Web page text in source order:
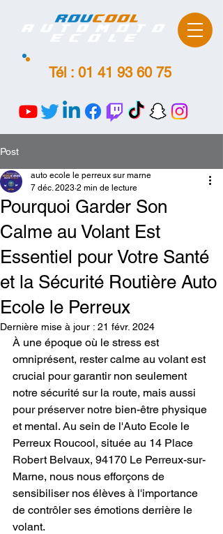
ROUCOOL
Tél : 01 41 93 60 75
Post
Pourquoi Garder Son
Calme au Volant Est
Essentiel pour Votre Santé
et la Sécurité Routière Auto
Ecole le Perreux
auto ecole le perreux sur marne
7 déc. 2023 2 min de lecture
Dernière mise à jour : 21 févr. 2024
À une époque où le stress est
omniprésent, rester calme au volant est
crucial pour garantir non seulement
notre sécurité sur la route, mais aussi
pour préserver notre bien-être physique
et mental. Au sein de l'Auto Ecole le
Perreux Roucool, située au 14 Place
Robert Belvaux, 94170 Le Perreux-sur-
Marne, nous nous efforçons de
sensibiliser nos élèves à l'importance
de contrôler ses émotions derrière le
volant.